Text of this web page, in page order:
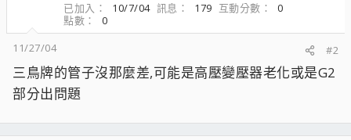
已加入
10/7/04 訊息 179 互動分數
0
點數
0
11/27/04
#2
三鳥牌的管子沒那麼差,可能是高壓變壓器老化或是G2
部分出問題